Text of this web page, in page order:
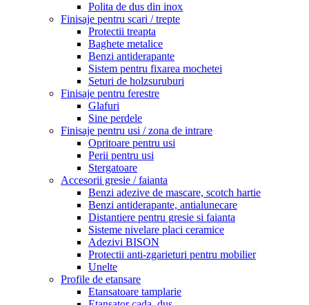
Polita de dus din inox
Finisaje pentru scari / trepte
Protectii treapta
Baghete metalice
Benzi antiderapante
Sistem pentru fixarea mochetei
Seturi de holzsuruburi
Finisaje pentru ferestre
Glafuri
Sine perdele
Finisaje pentru usi / zona de intrare
Opritoare pentru usi
Perii pentru usi
Stergatoare
Accesorii gresie / faianta
Benzi adezive de mascare, scotch hartie
Benzi antiderapante, antialunecare
Distantiere pentru gresie si faianta
Sisteme nivelare placi ceramice
Adezivi BISON
Protectii anti-zgarieturi pentru mobilier
Unelte
Profile de etansare
Etansatoare tamplarie